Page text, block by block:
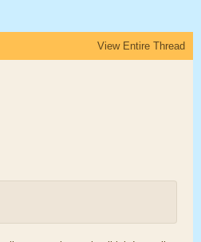
View Entire Thread